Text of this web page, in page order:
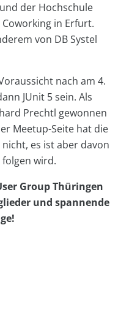
der Hochschule
in Erfurt.
von DB Systel
nach am 4.
JUnit 5 sein. Als
Prechtl gewonnen
Meetup-Seite hat die
es ist aber davon
wird.
Group Thüringen
und spannende